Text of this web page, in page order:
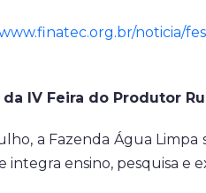
noticia/
IV Feira do Produtor
a Fazenda Água
integra ensino, pesquisa e